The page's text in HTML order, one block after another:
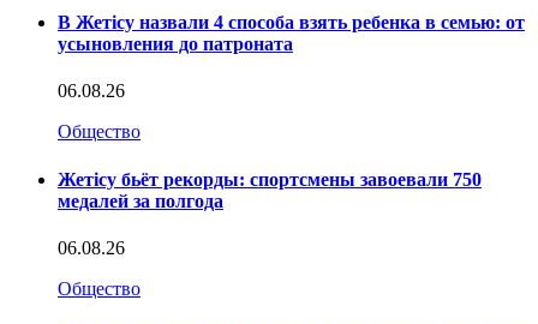
В Жетісу назвали 4 способа взять ребенка в семью: от
усыновления до патроната
06.08.26
Общество
Жетісу бьёт рекорды: спортсмены завоевали 750
медалей за полгода
06.08.26
Общество